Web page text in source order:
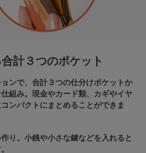
計３つのポケット
ンで、合計３つの仕分けポケットか
組み。現金やカード類、カギやイヤ
ンパクトにまとめることができま
り。小銭や小さな鍵などを入れると